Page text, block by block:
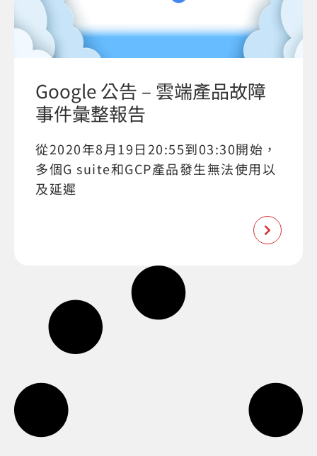
Google 公告 – 雲端產品故障
事件彙整報告
從2020年8月19日20:55到03:30開始，
多個G suite和GCP產品發生無法使用以
及延遲